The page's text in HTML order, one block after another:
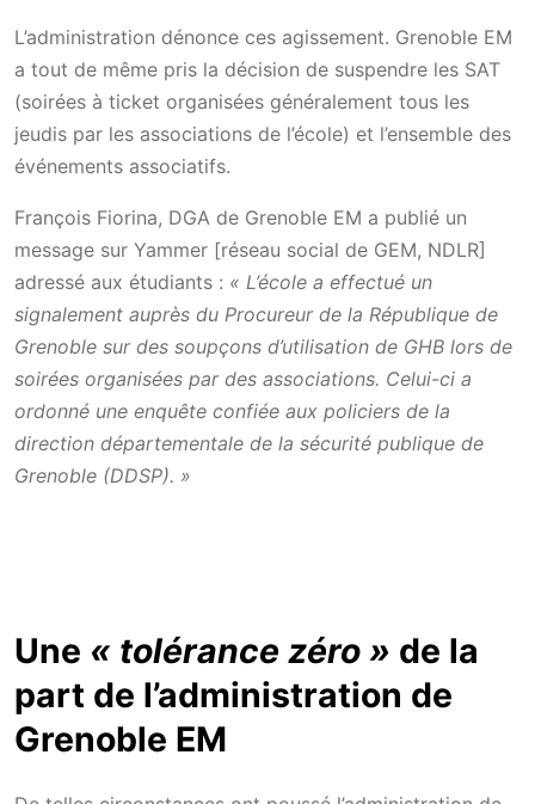
L’administration dénonce ces agissement. Grenoble EM
a tout de même pris la décision de suspendre les SAT
(soirées à ticket organisées généralement tous les
jeudis par les associations de l’école) et l’ensemble des
événements associatifs.
François Fiorina, DGA de Grenoble EM a publié un
message sur Yammer [réseau social de GEM, NDLR]
adressé aux étudiants : « L’école a effectué un
signalement auprès du Procureur de la République de
Grenoble sur des soupçons d’utilisation de GHB lors de
soirées organisées par des associations. Celui-ci a
ordonné une enquête confiée aux policiers de la
direction départementale de la sécurité publique de
Grenoble (DDSP). »
Une « tolérance zéro » de la
part de l’administration de
Grenoble EM